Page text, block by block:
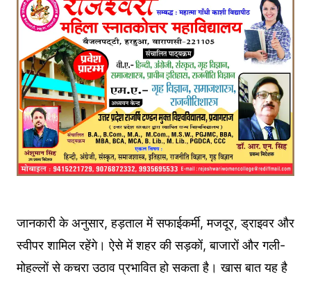
जानकारी के अनुसार, हड़ताल में सफाईकर्मी, मजदूर, ड्राइवर और
स्वीपर शामिल रहेंगे। ऐसे में शहर की सड़कों, बाजारों और गली-
मोहल्लों से कचरा उठाव प्रभावित हो सकता है। खास बात यह है